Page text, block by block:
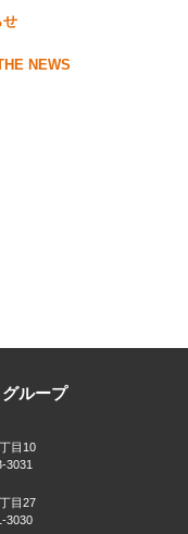
せ
NEWS
ループ
目10
3031
目27
3030